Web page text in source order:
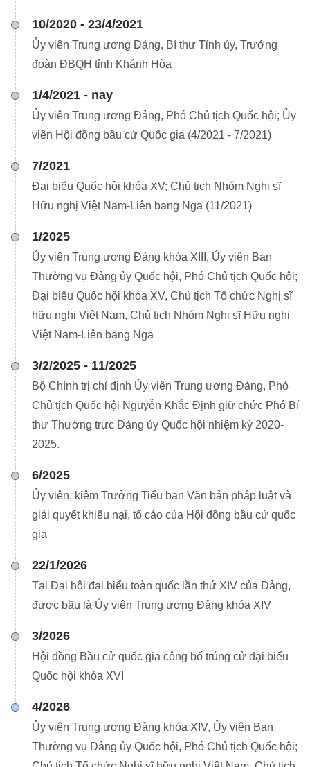
10/2020 - 23/4/2021
Ủy viên Trung ương Đảng, Bí thư Tỉnh ủy, Trưởng
đoàn ĐBQH tỉnh Khánh Hòa
1/4/2021 - nay
Ủy viên Trung ương Đảng, Phó Chủ tịch Quốc hội; Ủy
viên Hội đồng bầu cử Quốc gia (4/2021 - 7/2021)
7/2021
Đại biểu Quốc hội khóa XV; Chủ tịch Nhóm Nghị sĩ
Hữu nghị Việt Nam-Liên bang Nga (11/2021)
1/2025
Ủy viên Trung ương Đảng khóa XIII, Ủy viên Ban
Thường vụ Đảng ủy Quốc hội, Phó Chủ tịch Quốc hội;
Đại biểu Quốc hội khóa XV, Chủ tịch Tổ chức Nghị sĩ
hữu nghị Việt Nam, Chủ tịch Nhóm Nghị sĩ Hữu nghị
Việt Nam-Liên bang Nga
3/2/2025 - 11/2025
Bộ Chính trị chỉ định Ủy viên Trung ương Đảng, Phó
Chủ tịch Quốc hội Nguyễn Khắc Định giữ chức Phó Bí
thư Thường trực Đảng ủy Quốc hội nhiệm kỳ 2020-
2025.
6/2025
Ủy viên, kiêm Trưởng Tiểu ban Văn bản pháp luật và
giải quyết khiếu nại, tố cáo của Hội đồng bầu cử quốc
gia
22/1/2026
Tại Đại hội đại biểu toàn quốc lần thứ XIV của Đảng,
được bầu là Ủy viên Trung ương Đảng khóa XIV
3/2026
Hội đồng Bầu cử quốc gia công bố trúng cử đại biểu
Quốc hội khóa XVI
4/2026
Ủy viên Trung ương Đảng khóa XIV, Ủy viên Ban
Thường vụ Đảng ủy Quốc hội, Phó Chủ tịch Quốc hội;